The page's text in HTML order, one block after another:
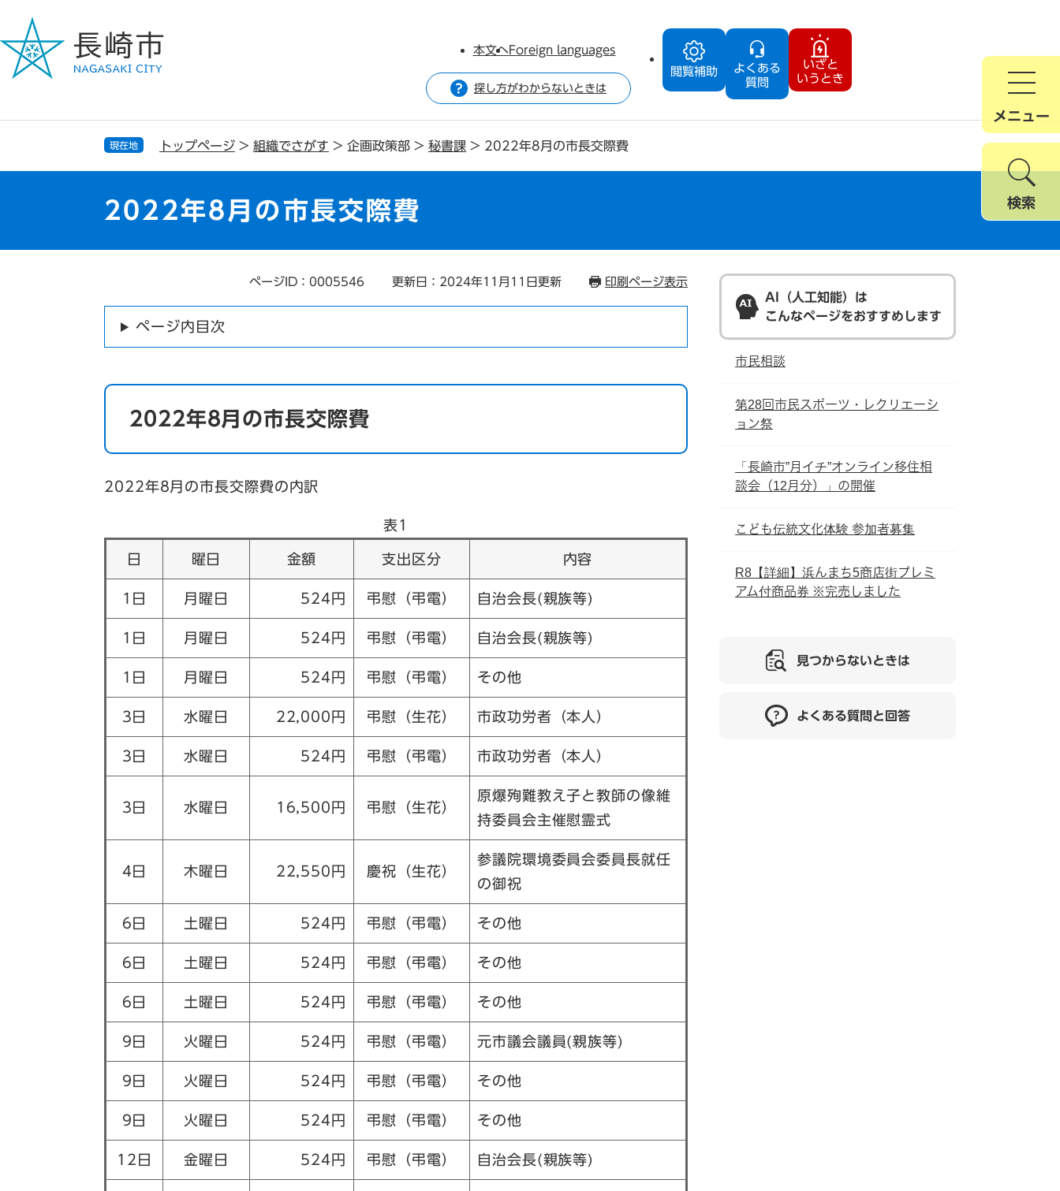
ジ
で
ュ
ば
閲覧補助
よくある
質問
いざと
いうとき
本文へForeign languages
探し方がわからないときは
メニュー
検索
現在地 トップページ > 組織でさがす > 企画政策部 > 秘書課 > 2022年8月の市長交際費
2022年8月の市長交際費
ページID：0005546 更新日：2024年11月11日更新 印刷ページ表示
ページ内目次
2022年8月の市長交際費
2022年8月の市長交際費の内訳
表1
日 曜日 金額 支出区分 内容
1日 月曜日 524円 弔慰（弔電） 自治会長(親族等)
1日 月曜日 524円 弔慰（弔電） 自治会長(親族等)
1日 月曜日 524円 弔慰（弔電） その他
3日 水曜日 22,000円 弔慰（生花） 市政功労者（本人）
3日 水曜日 524円 弔慰（弔電） 市政功労者（本人）
3日 水曜日 16,500円 弔慰（生花）
原爆殉難教え子と教師の像維
持委員会主催慰霊式
4日 木曜日 22,550円 慶祝（生花）
参議院環境委員会委員長就任
の御祝
6日 土曜日 524円 弔慰（弔電） その他
6日 土曜日 524円 弔慰（弔電） その他
6日 土曜日 524円 弔慰（弔電） その他
9日 火曜日 524円 弔慰（弔電） 元市議会議員(親族等)
9日 火曜日 524円 弔慰（弔電） その他
9日 火曜日 524円 弔慰（弔電） その他
12日 金曜日 524円 弔慰（弔電） 自治会長(親族等)
AI（人工知能）は
こんなページをおすすめします
市民相談
第28回市民スポーツ・レクリエーシ
ョン祭
「長崎市”月イチ”オンライン移住相
談会（12月分）」の開催
こども伝統文化体験 参加者募集
R8【詳細】浜んまち5商店街プレミ
アム付商品券 ※完売しました
見つからないときは
よくある質問と回答